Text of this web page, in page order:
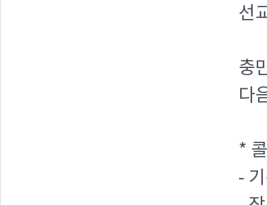
선
충
다
*
-